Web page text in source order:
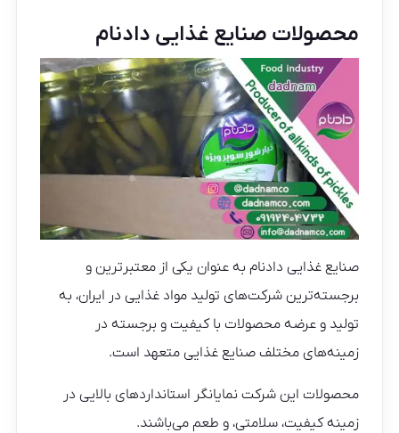
محصولات صنایع غذایی دادنام
صنایع غذایی دادنام به عنوان یکی از معتبرترین و
برجسته‌ترین شرکت‌های تولید مواد غذایی در ایران، به
تولید و عرضه محصولات با کیفیت و برجسته در
زمینه‌های مختلف صنایع غذایی متعهد است.
محصولات این شرکت نمایانگر استانداردهای بالایی در
زمینه کیفیت، سلامتی، و طعم می‌باشند.